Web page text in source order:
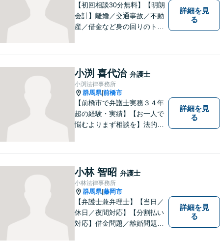
【初回相談30分無料】【明朗
会計】離婚／交通事故／不動
産／借金など身の回りのトラ
くアドバイスを行い、皆さま
のニーズに沿った迅速な解決
を目指します。
詳細を見
る
小渕 喜代治 弁護士
小渕法律事務所
群馬県|前橋市
【前橋市で弁護士実務３４年
超の経験・実績】【お一人で
悩むよりまず相談を】法的ト
提供して、最大限の利益確保
のお手伝いをします。
詳細を見
る
小林 智昭 弁護士
小林法律事務所
群馬県|藤岡市
【弁護士兼弁理士】【当日／
休日／夜間対応】【分割払い
対応】借金問題／離婚問題／
詳細を見
る